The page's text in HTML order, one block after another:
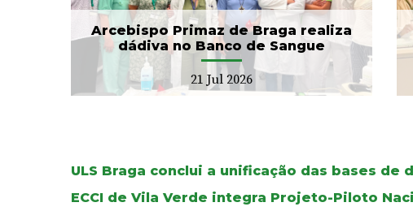
Arcebispo Primaz de Braga realiza
dádiva no Banco de Sangue
21 Jul 2026
20 Jul 2026
ULS Braga conclui a unificação das bases de
ECCI de Vila Verde integra Projeto-Piloto